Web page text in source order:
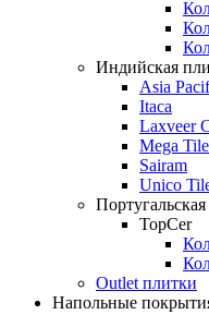
Индийская
Asia
Itaca
Laxveer
Mega Tile
Sairam
Unico
TopCer
Outlet плитки
Напольные